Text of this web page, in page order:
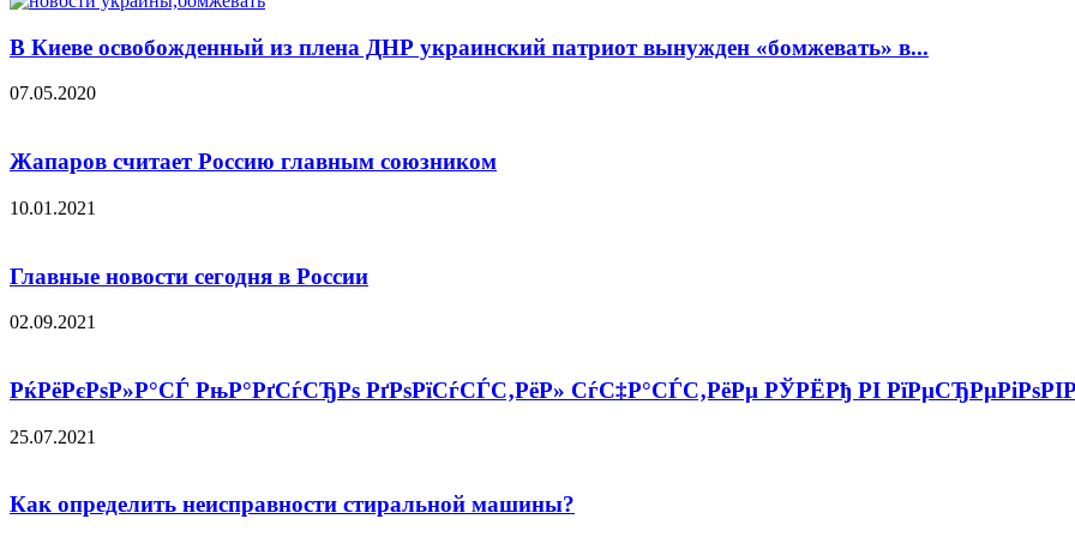
В Киеве освобожденный из плена ДНР украинский патриот вынужден «бомжевать» в...
07.05.2020
Жапаров считает Россию главным союзником
10.01.2021
Главные новости сегодня в России
02.09.2021
РќРёРєРѕР»Р°СЃ РњР°РґСѓСЂРѕ РґРѕРїСѓСЃС‚РёР» СѓС‡Р°СЃС‚РёРµ РЎРЁРђ РІ
25.07.2021
Как определить неисправности стиральной машины?